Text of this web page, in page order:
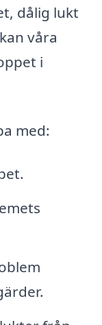
dålig lukt
våra
i
med: